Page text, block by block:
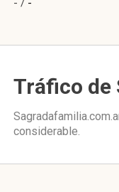
- / -
Tráfico de
considerable.